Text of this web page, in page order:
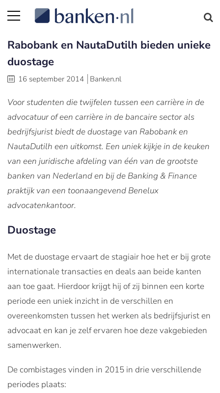
Rabobank en NautaDutilh bieden unieke
duostage
16 september 2014 Banken.nl
Voor studenten die twijfelen tussen een carrière in de
advocatuur of een carrière in de bancaire sector als
bedrijfsjurist biedt de duostage van Rabobank en
NautaDutilh een uitkomst. Een uniek kijkje in de keuken
van een juridische afdeling van één van de grootste
banken van Nederland en bij de Banking & Finance
praktijk van een toonaangevend Benelux
advocatenkantoor.
Duostage
Met de duostage ervaart de stagiair hoe het er bij grote
internationale transacties en deals aan beide kanten
aan toe gaat. Hierdoor krijgt hij of zij binnen een korte
periode een uniek inzicht in de verschillen en
overeenkomsten tussen het werken als bedrijfsjurist en
advocaat en kan je zelf ervaren hoe deze vakgebieden
samenwerken.
De combistages vinden in 2015 in drie verschillende
periodes plaats: